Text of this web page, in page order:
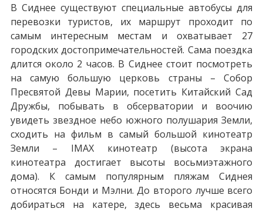
В Сиднее существуют специальные автобусы для
перевозки туристов, их маршрут проходит по
самым интересным местам и охватывает 27
городских достопримечательностей. Сама поездка
длится около 2 часов. В Сиднее стоит посмотреть
на самую большую церковь страны – Собор
Пресвятой Девы Марии, посетить Китайский Сад
Дружбы, побывать в обсерватории и воочию
увидеть звездное небо южного полушария Земли,
сходить на фильм в самый большой кинотеатр
Земли – IMAX кинотеатр (высота экрана
кинотеатра достигает высоты восьмиэтажного
дома). К самым популярным пляжам Сиднея
относятся Бонди и Мэлни. До второго лучше всего
добираться на катере, здесь весьма красивая